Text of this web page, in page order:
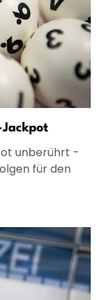
unberührt -
für den